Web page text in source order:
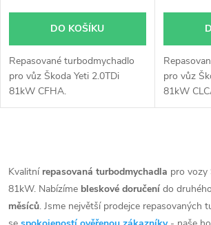
DO KOŠÍKU
Repasované turbodmychadlo
pro vůz Škoda Yeti 2.0TDi
81kW CFHA.
pro vůz
81kW
v
l
Kvalitní repasovaná turbodmychadla pro vozy
81kW. Nabízíme bleskové doručení do
měsíců. Jsme největší prodejce repasovaných